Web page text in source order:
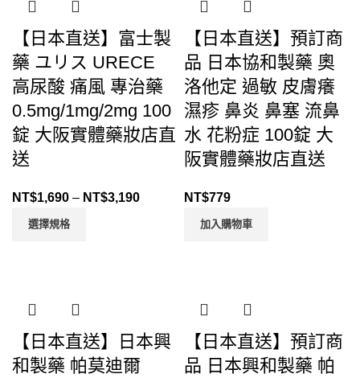
【日本直送】富士製
藥 ユリス URECE
高尿酸 痛風 專治藥
0.5mg/1mg/2mg 100
錠 大阪實體藥妝店直
送
NT$1,690 – NT$3,190
選擇規格
【日本直送】預訂商
品 日本協和製藥 奧
洛他定 過敏 皮膚癢
濕疹 鼻炎 鼻塞 流鼻
水 花粉症 100錠 大
阪實體藥妝店直送
NT$779
加入購物車
【日本直送】日本興
和製藥 帕莫迪爾
【日本直送】預訂商
品 日本興和製藥 帕